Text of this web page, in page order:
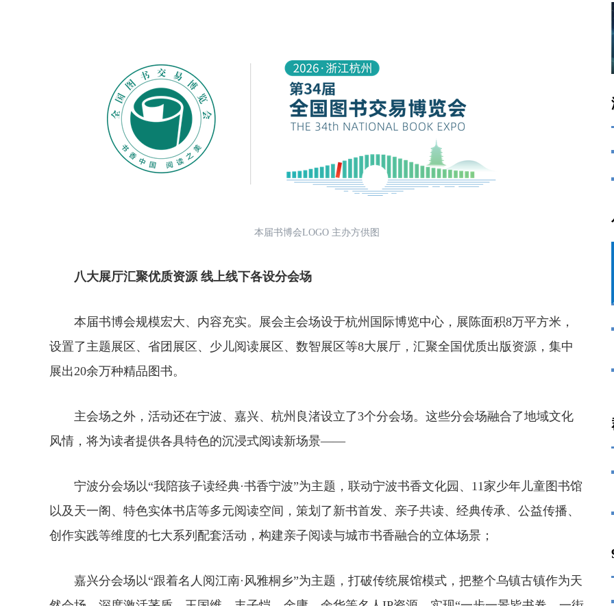
本届书博会LOGO 主办方供图
八大展厅汇聚优质资源 线上线下各设分会场
本届书博会规模宏大、内容充实。展会主会场设于杭州国际博览中心，展陈面积8万平方米，
设置了主题展区、省团展区、少儿阅读展区、数智展区等8大展厅，汇聚全国优质出版资源，集中
展出20余万种精品图书。
主会场之外，活动还在宁波、嘉兴、杭州良渚设立了3个分会场。这些分会场融合了地域文化
风情，将为读者提供各具特色的沉浸式阅读新场景——
宁波分会场以“我陪孩子读经典·书香宁波”为主题，联动宁波书香文化园、11家少年儿童图书馆
以及天一阁、特色实体书店等多元阅读空间，策划了新书首发、亲子共读、经典传承、公益传播、
创作实践等维度的七大系列配套活动，构建亲子阅读与城市书香融合的立体场景；
嘉兴分会场以“跟着名人阅江南·风雅桐乡”为主题，打破传统展馆模式，把整个乌镇古镇作为天